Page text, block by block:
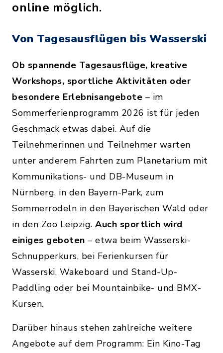
online möglich.
Von Tagesausflügen bis Wasserski
Ob spannende Tagesausflüge, kreative
Workshops, sportliche Aktivitäten oder
besondere Erlebnisangebote – im
Sommerferienprogramm 2026 ist für jeden
Geschmack etwas dabei. Auf die
Teilnehmerinnen und Teilnehmer warten
unter anderem Fahrten zum Planetarium mit
Kommunikations- und DB-Museum in
Nürnberg, in den Bayern-Park, zum
Sommerrodeln in den Bayerischen Wald oder
in den Zoo Leipzig. Auch sportlich wird
einiges geboten – etwa beim Wasserski-
Schnupperkurs, bei Ferienkursen für
Wasserski, Wakeboard und Stand-Up-
Paddling oder bei Mountainbike- und BMX-
Kursen.
Darüber hinaus stehen zahlreiche weitere
Angebote auf dem Programm: Ein Kino-Tag